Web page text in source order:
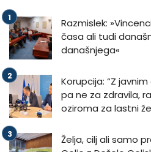
Razmislek:
časa ali tudi
današnjega«
Korupcija: “Z
pa ne za zdravila,
oziroma za lastni
Želja, cilj ali samo